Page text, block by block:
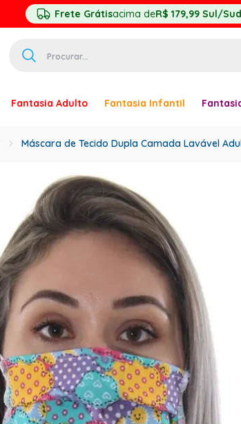
Frete Grátisacima deR$ 179,99 Sul/
Fantasia Adulto Fantasia Infantil
Máscara de Tecido Dupla Camada Lavável
princesa
4º
palhaço
mascara
6º
paquita
9º
branca neve
10º